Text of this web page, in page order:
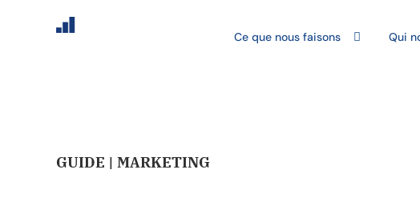
Ce que nous faisons Qui
GUIDE | MARKETING